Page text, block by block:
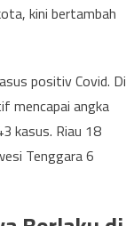
kini bertambah
positiv Covid. Di
mencapai angka
kasus. Riau 18
Tenggara 6